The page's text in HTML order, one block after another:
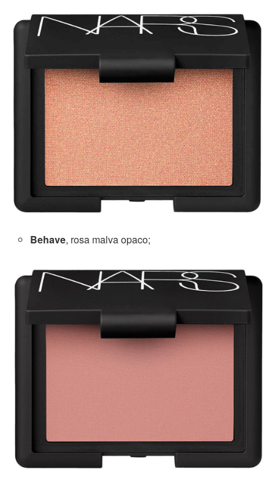
Behave, rosa malva opaco;